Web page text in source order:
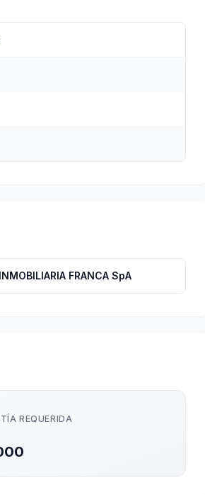
FRANCA SpA
REQUERIDA